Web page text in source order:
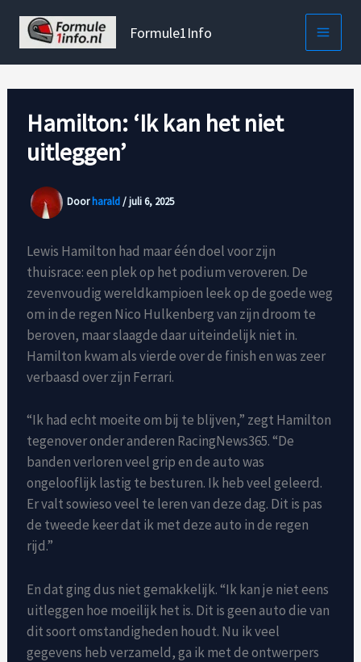
Formule1Info
Hamilton: ‘Ik kan het niet
uitleggen’
Doorharald/juli 6, 2025
Lewis Hamilton had maar één doel voor zijn
thuisrace: een plek op het podium veroveren. De
zevenvoudig wereldkampioen leek op de goede weg
om in de regen Nico Hulkenberg van zijn droom te
beroven, maar slaagde daar uiteindelijk niet in.
Hamilton kwam als vierde over de finish en was zeer
verbaasd over zijn Ferrari.
“Ik had echt moeite om bij te blijven,” zegt Hamilton
tegenover onder anderen RacingNews365. “De
banden verloren veel grip en de auto was
ongelooflijk lastig te besturen. Ik heb veel geleerd.
Er valt sowieso veel te leren van deze dag. Dit is pas
de tweede keer dat ik met deze auto in de regen
rijd.”
En dat ging dus niet gemakkelijk. “Ik kan je niet eens
uitleggen hoe moeilijk het is. Dit is geen auto die van
dit soort omstandigheden houdt. Nu ik veel
gegevens heb verzameld, ga ik met de ontwerpers